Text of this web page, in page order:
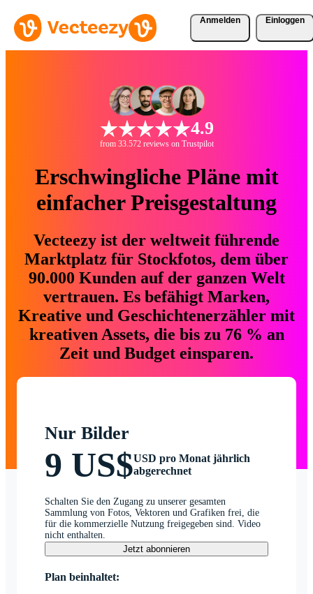
Anmelden Einloggen
4.9
from 33.572 reviews on Trustpilot
Erschwingliche Pläne mit
einfacher Preisgestaltung
Vecteezy ist der weltweit führende
Marktplatz für Stockfotos, dem über
90.000 Kunden auf der ganzen Welt
vertrauen. Es befähigt Marken,
Kreative und Geschichtenerzähler mit
kreativen Assets, die bis zu 76 % an
Zeit und Budget einsparen.
Nur Bilder
9 US$USD pro Monat jährlich
abgerechnet
Schalten Sie den Zugang zu unserer gesamten
Sammlung von Fotos, Vektoren und Grafiken frei, die
für die kommerzielle Nutzung freigegeben sind. Video
nicht enthalten.
Jetzt abonnieren
Plan beinhaltet: